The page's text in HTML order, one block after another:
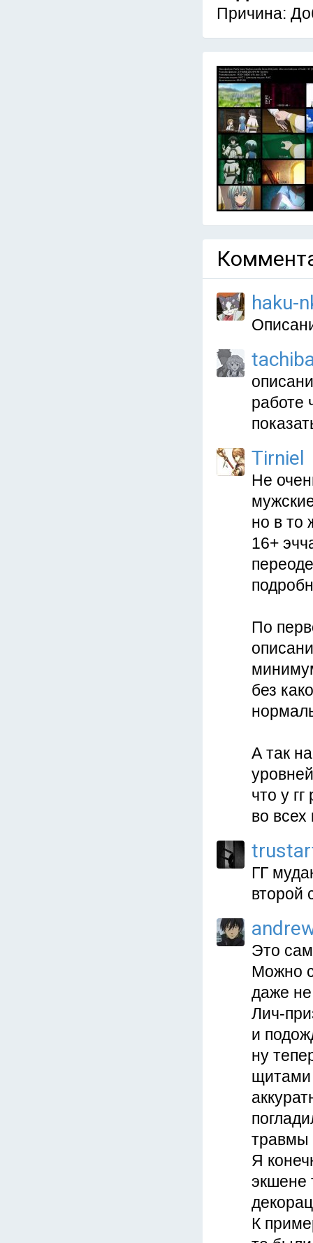
Причина:
haku-
работе
Tirniel
Не
но в то
16+
По
без
А так
что у
во всех
ГГ
второй
Это
Можно
даже не
Лич-
и
ну
щитами
травмы
Я
экшене
К